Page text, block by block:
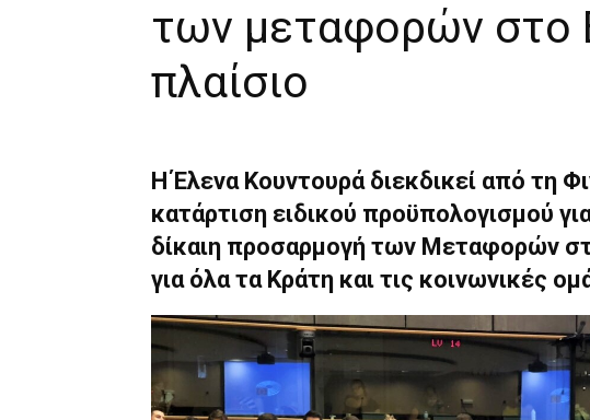
των μεταφορών στο
πλαίσιο
Η Έλενα Κουντουρά διεκδικεί από τη
κατάρτιση ειδικού προϋπολογισμού
δίκαιη προσαρμογή των Μεταφορών
για όλα τα Κράτη και τις κοινωνικές